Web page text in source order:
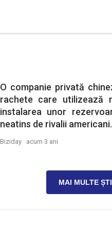
O companie privată
rachete care utilizează
instalarea unor
neatins de rivalii americani.
Biziday · acum 3 ani
MAI MULTE